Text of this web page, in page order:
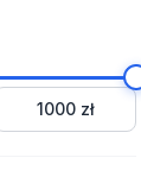
1000 zł